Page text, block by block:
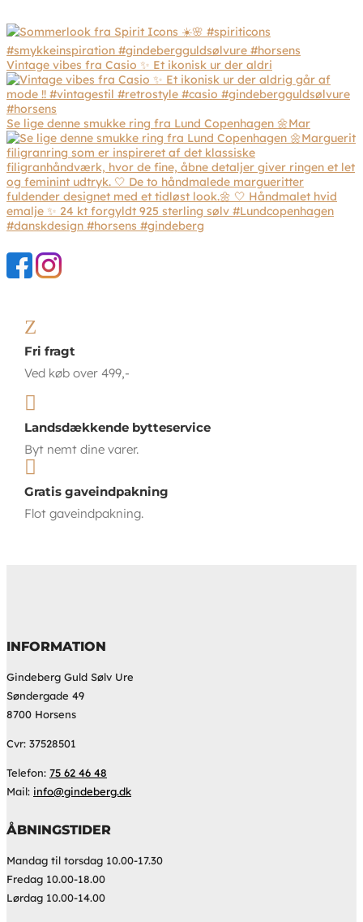
Vintage vibes fra Casio ✨ Et ikonisk ur der aldri
Se lige denne smukke ring fra Lund Copenhagen 🌼Mar
Z
Fri fragt
Ved køb over 499,-

Landsdækkende bytteservice
Byt nemt dine varer.

Gratis gaveindpakning
Flot gaveindpakning.
INFORMATION
Gindeberg Guld Sølv Ure
Søndergade 49
8700 Horsens
Cvr: 37528501
Telefon: 75 62 46 48
Mail: info@gindeberg.dk
ÅBNINGSTIDER
Mandag til torsdag 10.00-17.30
Fredag 10.00-18.00
Lørdag 10.00-14.00